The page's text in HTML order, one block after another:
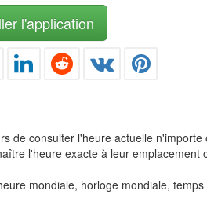
l'application
de consulter l'heure actuelle n'importe
l'heure exacte à leur emplacement
mondiale, horloge mondiale, temps